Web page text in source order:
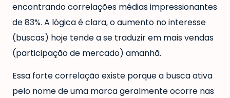
encontrando correlações médias impressionantes
de 83%. A lógica é clara, o aumento no interesse
(buscas) hoje tende a se traduzir em mais vendas
(participação de mercado) amanhã.
Essa forte correlação existe porque a busca ativa
pelo nome de uma marca geralmente ocorre nas